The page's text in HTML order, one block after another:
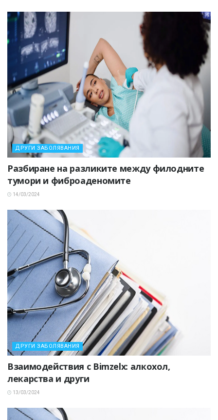
ДРУГИ ЗАБОЛЯВАНИЯ
Разбиране на разликите между филодните
тумори и фиброаденомите
14/03/2024
ДРУГИ ЗАБОЛЯВАНИЯ
Взаимодействия с Bimzelx: алкохол,
лекарства и други
13/03/2024